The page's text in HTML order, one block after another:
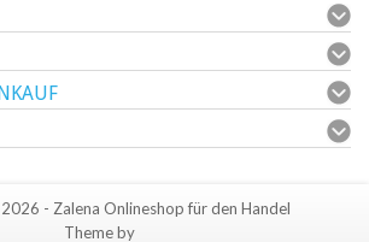
- Zalena Onlineshop für den Handel
Theme by